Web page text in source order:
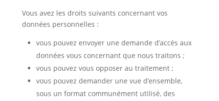
Vous avez les droits suivants concernant vos
données personnelles :
vous pouvez envoyer une demande d’accès aux
données vous concernant que nous traitons ;
vous pouvez vous opposer au traitement ;
vous pouvez demander une vue d’ensemble,
sous un format communément utilisé, des